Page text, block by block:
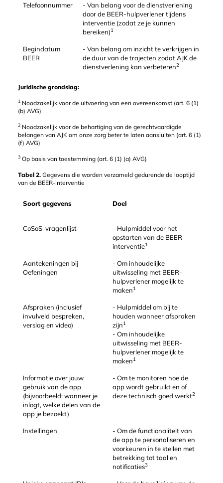
Telefoonnummer
- Van belang voor de dienstverlening
door de BEER-hulpverlener tijdens
interventie (zodat ze je kunnen
bereiken)1
Begindatum
BEER
- Van belang om inzicht te verkrijgen in
de duur van de trajecten zodat AJK de
dienstverlening kan verbeteren2
Juridische grondslag:
1 Noodzakelijk voor de uitvoering van een overeenkomst (art. 6 (1)
(b) AVG)
2 Noodzakelijk voor de behartiging van de gerechtvaardigde
belangen van AJK om onze zorg beter te laten aansluiten (art. 6 (1)
(f) AVG)
3 Op basis van toestemming (art. 6 (1) (a) AVG)
Tabel 2. Gegevens die worden verzameld gedurende de looptijd
van de BEER-interventie
Soort gegevens Doel
CoSoS-vragenlijst
- Hulpmiddel voor het
opstarten van de BEER-
interventie1
Aantekeningen bij
Oefeningen
- Om inhoudelijke
uitwisseling met BEER-
hulpverlener mogelijk te
maken1
Afspraken (inclusief
invulveld bespreken,
verslag en video)
- Hulpmiddel om bij te
houden wanneer afspraken
zijn1
- Om inhoudelijke
uitwisseling met BEER-
hulpverlener mogelijk te
maken1
Informatie over jouw
gebruik van de app
(bijvoorbeeld: wanneer je
inlogt, welke delen van de
app je bezoekt)
- Om te monitoren hoe de
app wordt gebruikt en of
deze technisch goed werkt2
Instellingen
- Om de functionaliteit van
de app te personaliseren en
voorkeuren in te stellen met
betrekking tot taal en
notificaties3